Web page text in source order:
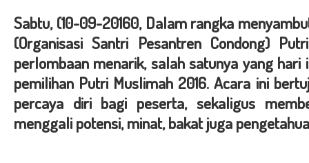
Sabtu, (10-09-20160, Dalam rangka
(Organisasi Santri Pesantren Condong)
perlombaan menarik, salah satunya yang hari
pemilihan Putri Muslimah 2016. Acara ini
percaya diri bagi peserta, sekaligus
menggali potensi, minat, bakat juga